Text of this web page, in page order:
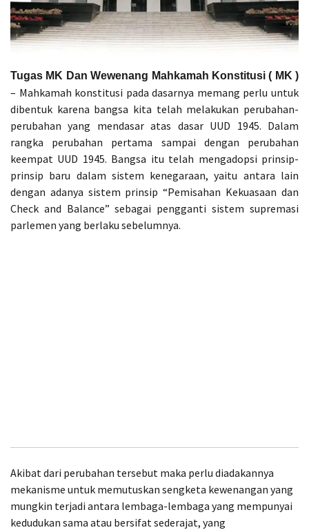
Tugas MK Dan Wewenang Mahkamah Konstitusi ( MK )
– Mahkamah konstitusi pada dasarnya memang perlu untuk
dibentuk karena bangsa kita telah melakukan perubahan-
perubahan yang mendasar atas dasar UUD 1945. Dalam
rangka perubahan pertama sampai dengan perubahan
keempat UUD 1945. Bangsa itu telah mengadopsi prinsip-
prinsip baru dalam sistem kenegaraan, yaitu antara lain
dengan adanya sistem prinsip “Pemisahan Kekuasaan dan
Check and Balance” sebagai pengganti sistem supremasi
parlemen yang berlaku sebelumnya.
Akibat dari perubahan tersebut maka perlu diadakannya
mekanisme untuk memutuskan sengketa kewenangan yang
mungkin terjadi antara lembaga-lembaga yang mempunyai
kedudukan sama atau bersifat sederajat, yang